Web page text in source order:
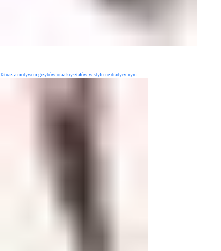
Tatuaż z motywem grzybów oraz kryształów w stylu neotradycyjnym